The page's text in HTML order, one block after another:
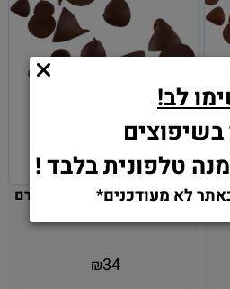
שוקולד צ'יפס מריר- 500 גרם
₪34
לב!
טלפונית בלבד !
לא מעודכנים*